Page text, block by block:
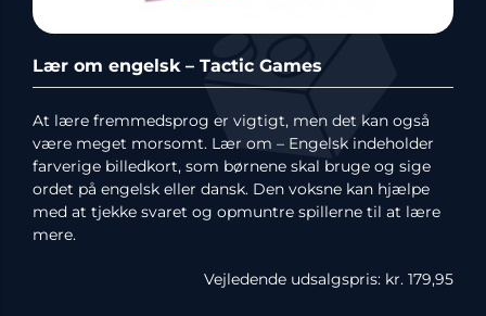
Lær om engelsk – Tactic Games
At lære fremmedsprog er vigtigt, men det kan også
være meget morsomt. Lær om – Engelsk indeholder
farverige billedkort, som børnene skal bruge og sige
ordet på engelsk eller dansk. Den voksne kan hjælpe
med at tjekke svaret og opmuntre spillerne til at lære
mere.
Vejledende udsalgspris: kr. 179,95